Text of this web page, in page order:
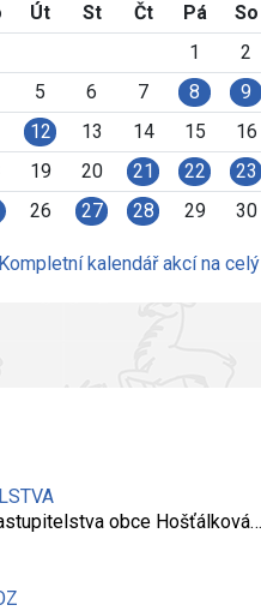
Út St Čt Pá So
1
2
5 6 7 8 9
12 13 14 15 16
19 20 21 22 23
26 27 28 29 30
Kompletní kalendář akcí na
obce Hošťálková…